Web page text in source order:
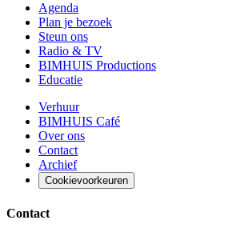
Agenda
Plan je bezoek
Steun ons
Radio & TV
BIMHUIS Productions
Educatie
Verhuur
BIMHUIS Café
Over ons
Contact
Archief
Cookievoorkeuren
Contact